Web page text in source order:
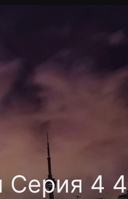
Серия 4 4